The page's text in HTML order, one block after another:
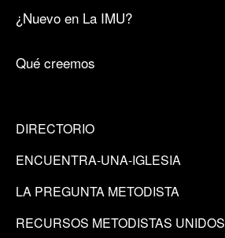
¿Nuevo en La IMU?
Qué creemos
DIRECTORIO
ENCUENTRA-UNA-IGLESIA
LA PREGUNTA METODISTA
RECURSOS METODISTAS UNIDOS